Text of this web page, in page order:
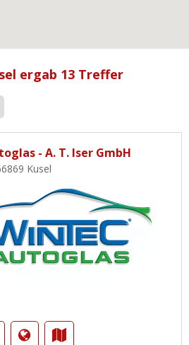
Login
ergab 13 Treffer
- A. T. Iser GmbH
Kusel